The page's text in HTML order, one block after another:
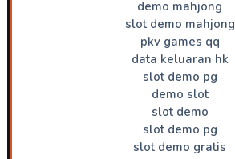
demo mahjong
slot demo mahjong
pkv games qq
data keluaran hk
slot demo pg
demo slot
slot demo
slot demo pg
slot demo gratis